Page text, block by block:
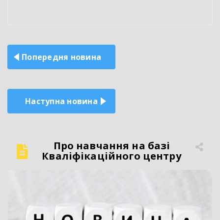
Навігація
записів
Попередня новина
Наступна новина
Про навчання на базі
Кваліфікаційного центру